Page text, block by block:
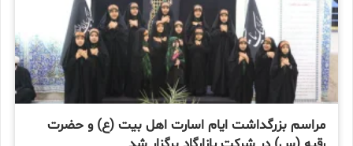
مراسم بزرگداشت ایام اسارت اهل بیت (ع) و حضرت